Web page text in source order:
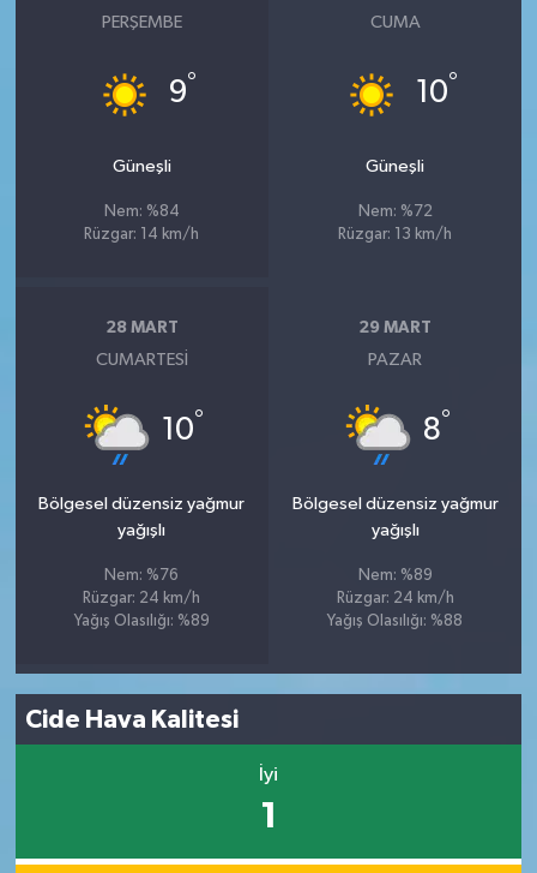
PERŞEMBE
9°
Güneşli
Nem: %84
Rüzgar: 14 km/h
CUMA
10°
Güneşli
Nem: %72
Rüzgar: 13 km/h
28 MART
CUMARTESI
10°
Bölgesel düzensiz yağmur
yağışlı
Nem: %76
Rüzgar: 24 km/h
Yağış Olasılığı: %89
29 MART
PAZAR
8°
Bölgesel düzensiz yağmur
yağışlı
Nem: %89
Rüzgar: 24 km/h
Yağış Olasılığı: %88
Cide Hava Kalitesi
İyi
1